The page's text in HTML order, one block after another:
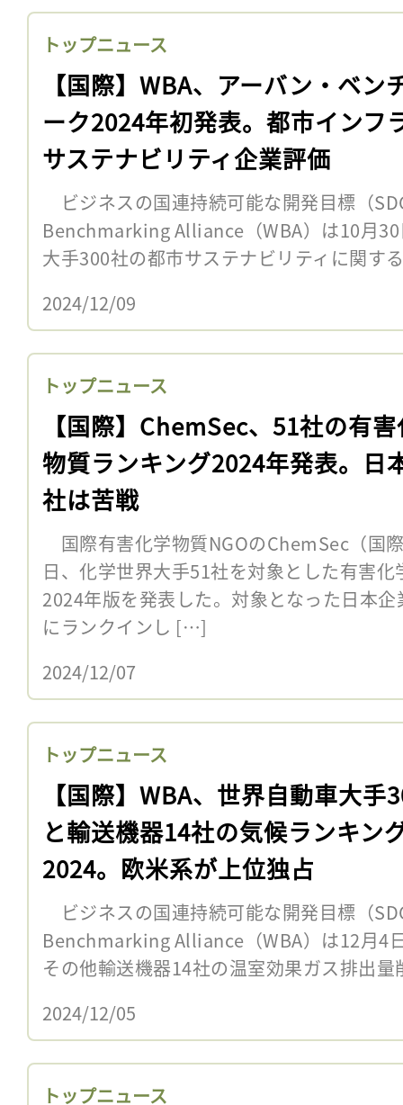
トップニュース
【国際】WBA、アーバン・ベン
ーク2024年初発表。都市インフ
サステナビリティ企業評価
ビジネスの国連持続可能な開発目標（
Benchmarking Alliance（WBA）は10月
大手300社の都市サステナビリティに関す
2024/12/09
トップニュース
【国際】ChemSec、51社の有
物質ランキング2024年発表。日
社は苦戦
国際有害化学物質NGOのChemSec（国
日、化学世界大手51社を対象とした有害
2024年版を発表した。対象となった日本
にランクインし […]
2024/12/07
トップニュース
【国際】WBA、世界自動車大手
と輸送機器14社の気候ランキン
2024。欧米系が上位独占
ビジネスの国連持続可能な開発目標（
Benchmarking Alliance（WBA）は12月4
その他輸送機器14社の温室効果ガス排出
2024/12/05
トップニュース